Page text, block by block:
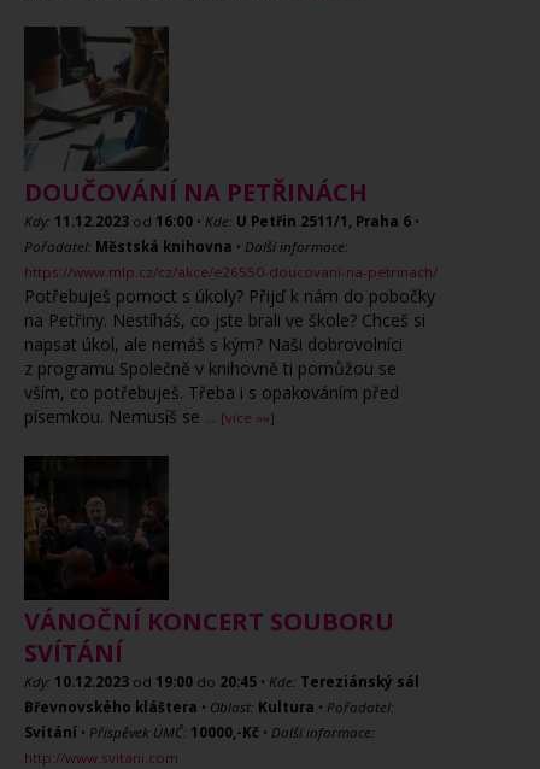
DOUČOVÁNÍ NA PETŘINÁCH
Kdy: 11.12.2023 od 16:00 • Kde: U Petřin 2511/1, Praha 6 •
Pořadatel: Městská knihovna • Další informace:
https://www.mlp.cz/cz/akce/e26550-doucovani-na-petrinach/
Potřebuješ pomoct s úkoly? Přijď k nám do pobočky
na Petřiny. Nestíháš, co jste brali ve škole? Chceš si
napsat úkol, ale nemáš s kým? Naši dobrovolníci
z programu Společně v knihovně ti pomůžou se
vším, co potřebuješ. Třeba i s opakováním před
písemkou. Nemusíš se ... [více »»]
VÁNOČNÍ KONCERT SOUBORU
SVÍTÁNÍ
Kdy: 10.12.2023 od 19:00 do 20:45 • Kde: Tereziánský sál
Břevnovského kláštera • Oblast: Kultura • Pořadatel:
Svítání • Příspěvek ÚMČ: 10000,-Kč • Další informace:
http://www.svitani.com